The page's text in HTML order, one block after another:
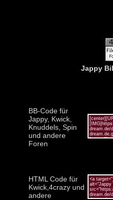
Jappy
BB-Code für
Jappy, Kwick,
Knuddels, Spin
und andere
Foren
HTML Code für
Kwick,4crazy und
andere